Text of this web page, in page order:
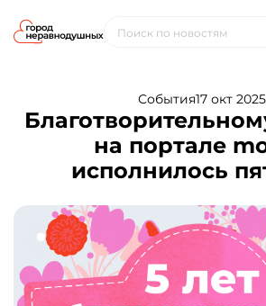
События17 окт 2025
на портале
исполнилось